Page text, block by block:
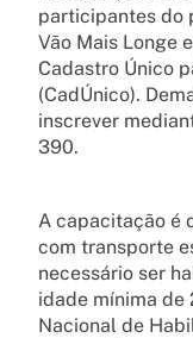
participantes do
Vão Mais Longe
Cadastro Único
(CadÚnico).
inscrever
390.
A capacitação é
com transporte
necessário ser
idade mínima de
Nacional de